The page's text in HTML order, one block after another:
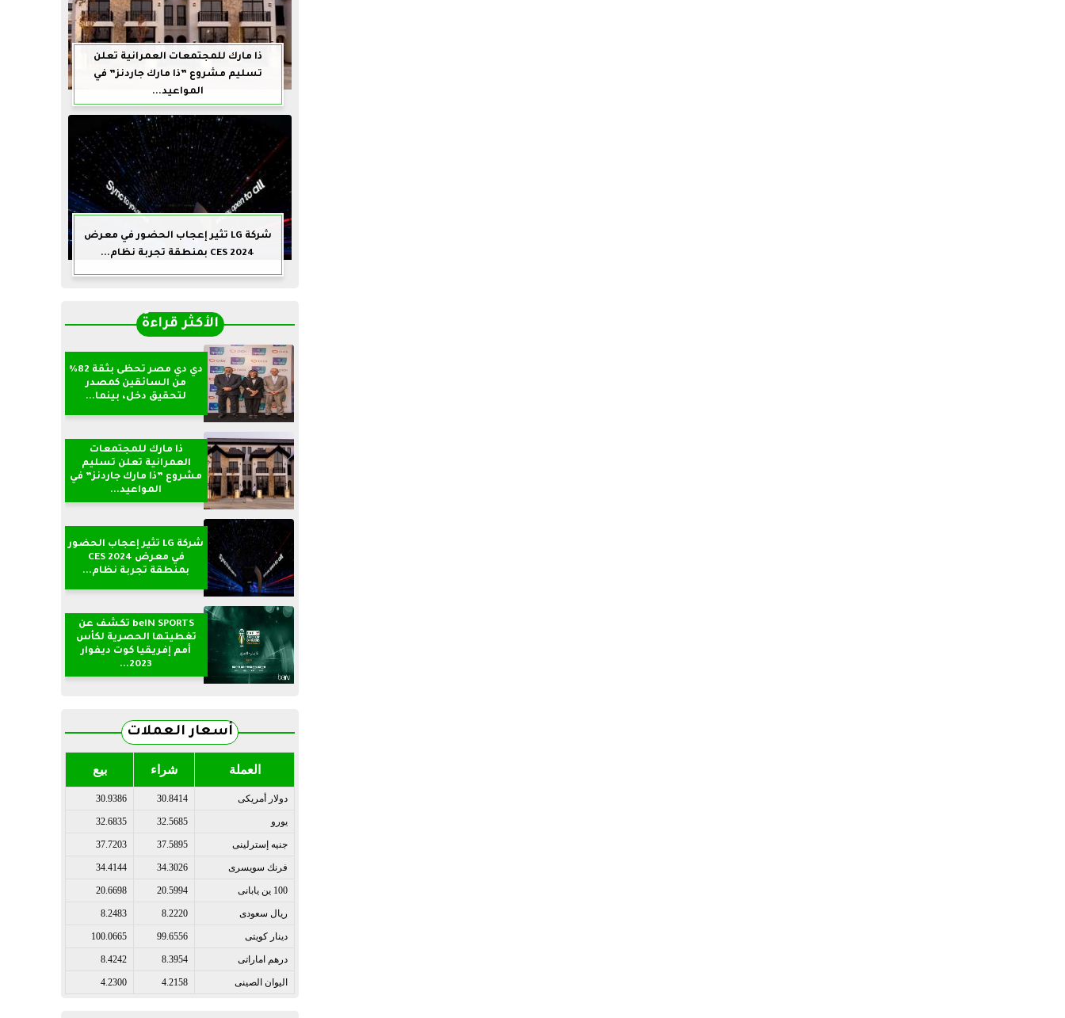
ذا مارك للمجتمعات العمرانية تعلن
تسليم مشروع ”ذا مارك جاردنز” في
المواعيد...
شركة LG تثير إعجاب الحضور في معرض
CES 2024 بمنطقة تجربة نظام...
الأكثر قراءةً
دي دي مصر تحظى بثقة 82%
من السائقين كمصدر
لتحقيق دخل، بينما...
ذا مارك للمجتمعات
العمرانية تعلن تسليم
مشروع ”ذا مارك جاردنز” في
المواعيد...
شركة LG تثير إعجاب الحضور
في معرض CES 2024
بمنطقة تجربة نظام...
beIN SPORTS تكشف عن
تغطيتها الحصرية لكأس
أمم إفريقيا كوت ديفوار
2023...
أسعار العملات
العملة شراء بيع
دولار أمريكى 30.8414
30.9386
يورو 32.5685
32.6835
جنيه إسترلينى 37.5895
37.7203
فرنك سويسرى 34.3026
34.4144
100 ين يابانى 20.5994
20.6698
ريال سعودى 8.2220
8.2483
دينار كويتى 99.6556
100.0665
درهم اماراتى 8.3954
8.4242
اليوان الصينى 4.2158
4.2300